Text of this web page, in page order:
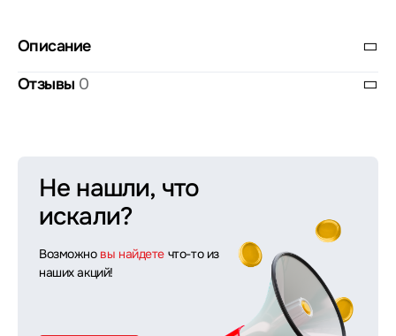
Описание
Отзывы 0
Не нашли, что
искали?
Возможно вы найдете что-то из
наших акций!